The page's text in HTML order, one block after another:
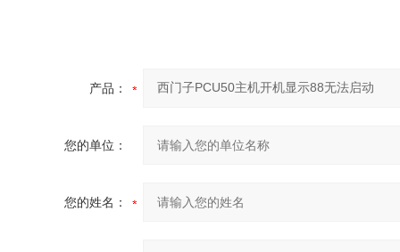
产品：
您的单位：
您的姓名：